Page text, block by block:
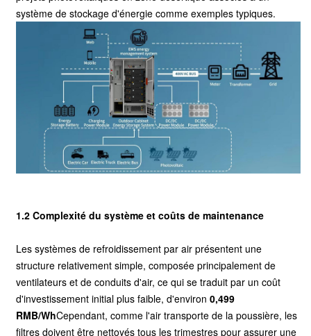
système de stockage d'énergie comme exemples typiques.
1.2 Complexité du système et coûts de maintenance
Les systèmes de refroidissement par air présentent une
structure relativement simple, composée principalement de
ventilateurs et de conduits d'air, ce qui se traduit par un coût
d'investissement initial plus faible, d'environ 0,499
RMB/WhCependant, comme l'air transporte de la poussière, les
filtres doivent être nettoyés tous les trimestres pour assurer une